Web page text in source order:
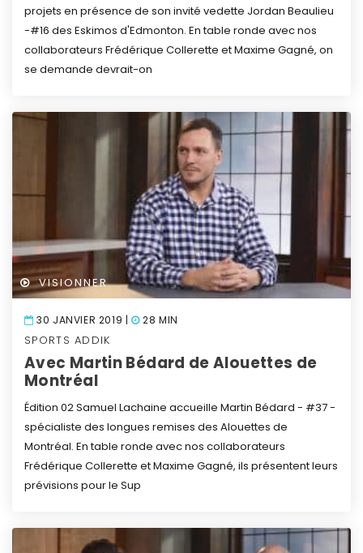
projets en présence de son invité vedette Jordan Beaulieu
-#16 des Eskimos d'Edmonton. En table ronde avec nos
collaborateurs Frédérique Collerette et Maxime Gagné, on
se demande devrait-on
VISIONNER
30 JANVIER 2019 | 28 MIN
SPORTS ADDIK
Avec Martin Bédard de Alouettes de
Montréal
Édition 02Samuel Lachaine accueille Martin Bédard - #37 -
spécialiste des longues remises des Alouettes de
Montréal. En table ronde avec nos collaborateurs
Frédérique Collerette et Maxime Gagné, ils présentent leurs
prévisions pour le Sup